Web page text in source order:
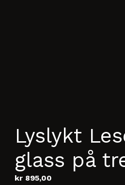
Lyslykt
glass på
kr 895,00